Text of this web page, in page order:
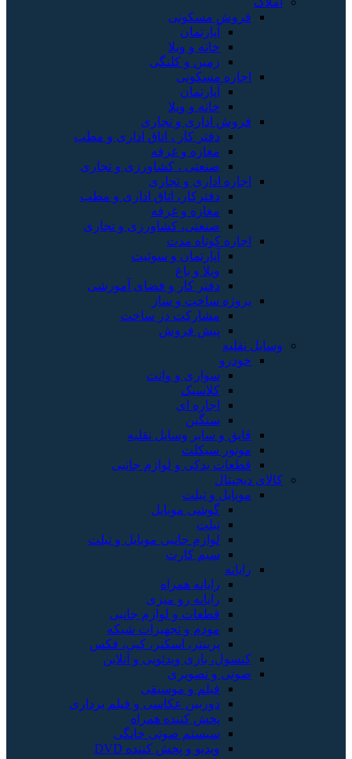
فروش مسکونی
آپارتمان
خانه و ویلا
زمین و کلنگی
اجاره مسکونی
آپارتمان
خانه و ویلا
فروش اداری و تجاری
دفتر کار ، اتاق اداری و مطب
مغازه و غرفه
صنعتی ، کشاورزی و تجاری
اجاره اداری و تجاری
دفترکار، اتاق اداری و مطب
مغازه و غرفه
صنعتی، کشاورزی و تجاری
اجاره کوتاه مدت
آپارتمان و سوئیت
ویلا و باغ
دفتر کار و فضای آموزشی
پروژه ساخت و ساز
مشارکت در ساخت
پیش فروش
وسایل نقلیه
خودرو
سواری و وانت
کلاسیک
اجاره ای
سنگین
قایق و سایر وسایل نقلیه
موتور سیکلت
قطعات یدکی و لوازم جانبی
کالای دیجیتال
موبایل و تبلت
گوشی موبایل
تبلت
لوازم جانبی موبایل و تبلت
سیم کارت
رایانه
رایانه همراه
رایانه رو میزی
قطعات و لوازم جانبی
مودم و تجهیزات شبکه
پرینتر، اسکنر، کپی، فکس
کنسول، بازی‌ ویدئویی و آنلاین
صوتی و تصویری
فیلم و موسیقی
دوربین عکاسی و فیلم برداری
پخش کننده همراه
سیستم صوتی خانگی
ویدیو و پخش کننده DVD